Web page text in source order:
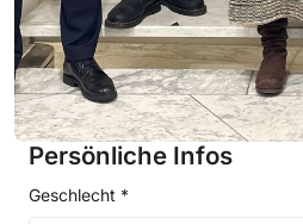
Persönliche Infos
Geschlecht *